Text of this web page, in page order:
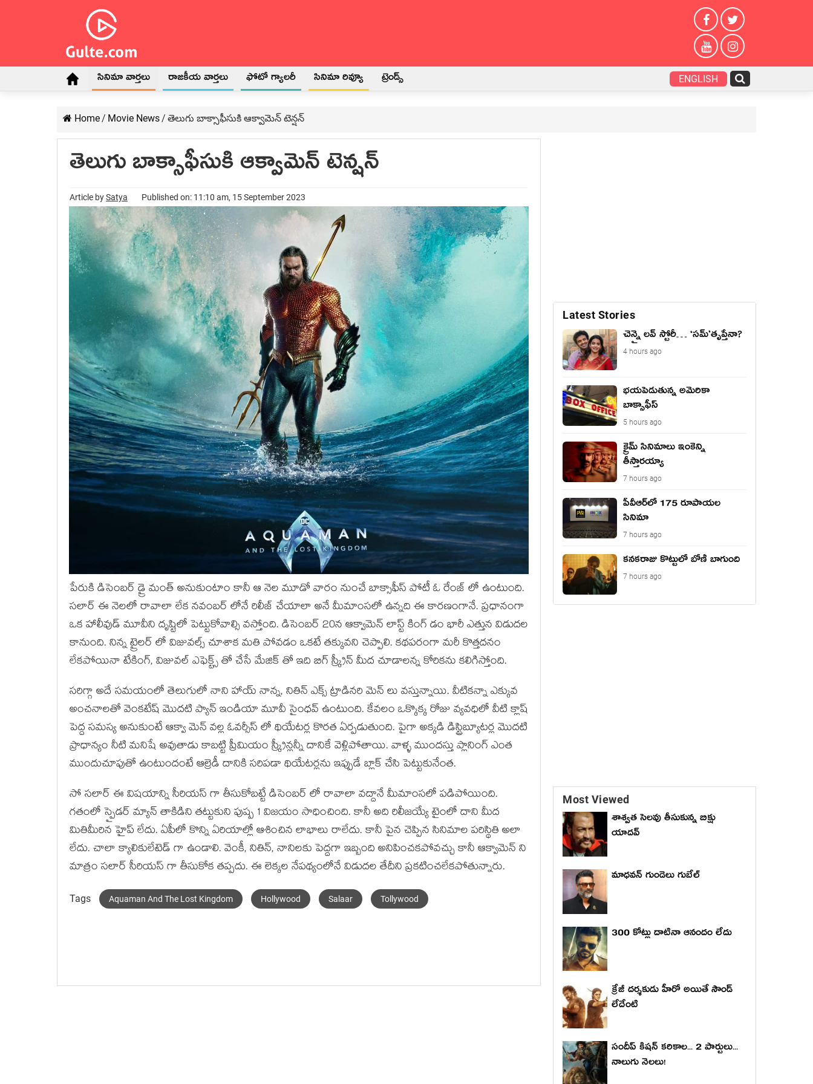
సినిమా వార్తలు రాజకీయ వార్తలు ఫోటో గ్యాలరీ సినిమా రివ్యూ ట్రెండ్స్ ENGLISH
Home/ Movie News/ తెలుగు బాక్సాఫీసుకి ఆక్వామెన్ టెన్షన్
తెలుగు బాక్సాఫీసుకి ఆక్వామెన్ టెన్షన్
Article bySatya Published on: 11:10 am, 15 September 2023
పేరుకి డిసెంబర్ డ్రై మంత్ అనుకుంటాం కానీ ఆ నెల మూడో వారం నుంచే బాక్సాఫీస్ పోటీ ఓ రేంజ్ లో ఉంటుంది.
సలార్ ఈ నెలలో రావాలా లేక నవంబర్ లోనే రిలీజ్ చేయాలా అనే మీమాంసలో ఉన్నది ఈ కారణంగానే. ప్రధానంగా
ఒక హాలీవుడ్ మూవీని దృష్టిలో పెట్టుకోవాల్సి వస్తోంది. డిసెంబర్ 20న ఆక్వామెన్ లాస్ట్ కింగ్ డం భారీ ఎత్తున విడుదల
కానుంది. నిన్న ట్రైలర్ లో విజువల్స్ చూశాక మతి పోవడం ఒకటే తక్కువని చెప్పాలి. కథపరంగా మరీ కొత్తదనం
లేకపోయినా టేకింగ్, విజువల్ ఎఫెక్ట్స్ తో చేసే మేజిక్ తో ఇది బిగ్ స్క్రీన్ మీద చూడాలన్న కోరికను కలిగిస్తోంది.
సరిగ్గా అదే సమయంలో తెలుగులో నాని హాయ్ నాన్న, నితిన్ ఎక్స్ ట్రాడినరి మెన్ లు వస్తున్నాయి. వీటికన్నా ఎక్కువ
అంచనాలతో వెంకటేష్ మొదటి ప్యాన్ ఇండియా మూవీ సైంధవ్ ఉంటుంది. కేవలం ఒక్కొక్క రోజు వ్యవధిలో వీటి క్లాష్
పెద్ద సమస్య అనుకుంటే ఆక్వా మెన్ వల్ల ఓవర్సీస్ లో థియేటర్ల కొరత ఏర్పడుతుంది. పైగా అక్కడి డిస్ట్రిబ్యూటర్ల మొదటి
ప్రాధాన్యం నీటి మనిషే అవుతాడు కాబట్టి ప్రీమియం స్క్రీన్లన్నీ దానికే వెళ్లిపోతాయి. వాళ్ళ ముందస్తు ప్లానింగ్ ఎంత
ముందుచూపుతో ఉంటుందంటే ఆల్రెడీ దానికి సరిపడా థియేటర్లను ఇప్పుడే బ్లాక్ చేసి పెట్టుకునేంత.
సో సలార్ ఈ విషయాన్ని సీరియస్ గా తీసుకోబట్టే డిసెంబర్ లో రావాలా వద్దానే మీమాంసలో పడిపోయింది.
గతంలో స్పైడర్ మ్యాన్ తాకిడిని తట్టుకుని పుష్ప 1 విజయం సాధించింది. కానీ అది రిలీజయ్యే టైంలో దాని మీద
మితిమీరిన హైప్ లేదు. ఏపీలో కొన్ని ఏరియాల్లో ఆశించిన లాభాలు రాలేదు. కానీ పైన చెప్పిన సినిమాల పరిస్థితి అలా
లేదు. చాలా క్యాలికులేటెడ్ గా ఉండాలి. వెంకీ, నితిన్, నానిలకు పెద్దగా ఇబ్బంది అనిపించకపోవచ్చు కానీ ఆక్వామెన్ ని
మాత్రం సలార్ సీరియస్ గా తీసుకోక తప్పదు. ఈ లెక్కల నేపథ్యంలోనే విడుదల తేదీని ప్రకటించలేకపోతున్నారు.
Tags Aquaman And The Lost Kingdom Hollywood Salaar Tollywood
Latest Stories
చెన్నై లవ్ స్టోరీ… ‘సమ్’తృప్తేనా?
4 hours ago
భయపెడుతున్న అమెరికా
బాక్సాఫీస్
5 hours ago
క్రైమ్ సినిమాలు ఇంకెన్ని
తీస్తారయ్యా
7 hours ago
పీవీఆర్‌లో 175 రూపాయల
సినిమా
7 hours ago
కనకరాజు కొట్టులో బోణీ బాగుంది
7 hours ago
Most Viewed
శాశ్వత సెలవు తీసుకున్న బిక్షు
యాదవ్
మాధ‌వ‌న్ గుండెలు గుబేల్‌
300 కోట్లు దాటినా ఆనందం లేదు
క్రేజీ దర్శకుడు హీరో అయితే సౌండ్
లేదేంటి
సందీప్ కిషన్ కరికాల... 2 పార్టులు...
నాలుగు నెలలు!